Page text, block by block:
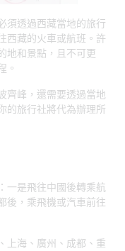
須透過西藏當地的旅行
西藏的火車或航班。許
地和景點，且不可更
。
齊峰，還需要透過當地
的旅行社將代為辦理所
一是飛往中國後轉乘航
後，乘飛機或汽車前往
上海、廣州、成都、重